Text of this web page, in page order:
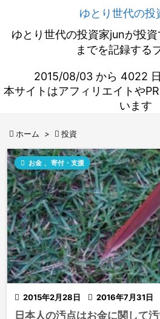
ゆとり世代の投
ゆとり世代の投資家junが投資
までを記録する
2015/08/03 から 4022
本サイトはアフィリエイトや
います
 ホーム >  投資
 2015年2月28日  2016年7月31日
 お金 , 寄付・支援
日本人の汚点はお金に関して